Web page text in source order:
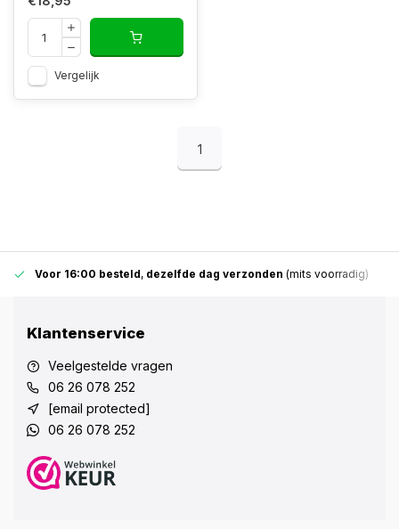
Vergelijk
1
Voor 16:00 besteld, dezelfde dag verzonden (mits voorradig)
Klantenservice
Veelgestelde vragen
06 26 078 252
[email protected]
06 26 078 252